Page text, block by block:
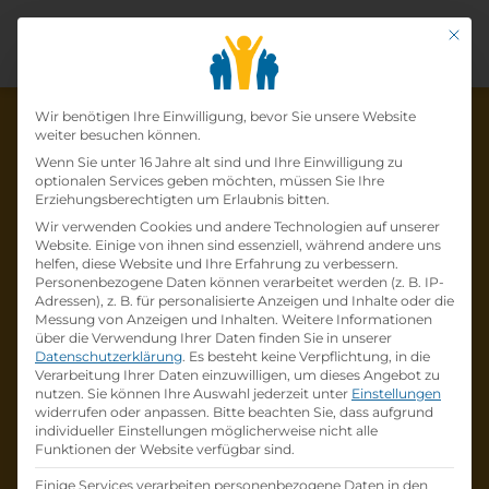
Die Lehrstelle wurde schon
besetzt!
Die LehrstelleLehre im A1 Shop Wels Max
Center–Einzelhandelskauffrau/-mann mit
Schwerpunkt Telekommunikation (w/m/d)
beiA1 Telekom Austria AGist schon besetzt.
Firmenprofil besuchen
Andere Lehrstelle suchen
Mit
Datenschutz-
Wir benötigen Ihre Einwilligung, bevor Sie unsere Website
weiter besuchen können.
Wenn Sie unter 16 Jahre alt sind und Ihre Einwilligung zu
optionalen Services geben möchten, müssen Sie Ihre
Erziehungsberechtigten um Erlaubnis bitten.
Wir verwenden Cookies und andere Technologien auf unserer
Website. Einige von ihnen sind essenziell, während andere uns
helfen, diese Website und Ihre Erfahrung zu verbessern.
Personenbezogene Daten können verarbeitet werden (z. B. IP-
Adressen), z. B. für personalisierte Anzeigen und Inhalte oder die
Messung von Anzeigen und Inhalten. Weitere Informationen
über die Verwendung Ihrer Daten finden Sie in unserer
Datenschutzerklärung. Es besteht keine Verpflichtung, in die
Verarbeitung Ihrer Daten einzuwilligen, um dieses Angebot zu
nutzen. Sie können Ihre Auswahl jederzeit unter Einstellungen
widerrufen oder anpassen. Bitte beachten Sie, dass aufgrund
individueller Einstellungen möglicherweise nicht alle
Funktionen der Website verfügbar sind.
Einige Services verarbeiten personenbezogene Daten in den